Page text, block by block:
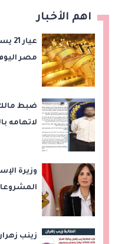
اهم الأخبار
مصر
ضبط مالك
وزيرة
زينب